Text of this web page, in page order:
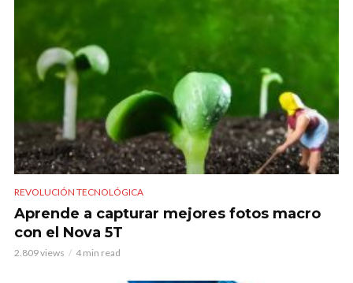
REVOLUCIÓN TECNOLÓGICA
Aprende a capturar mejores fotos macro
con el Nova 5T
2.809 views 4 min read